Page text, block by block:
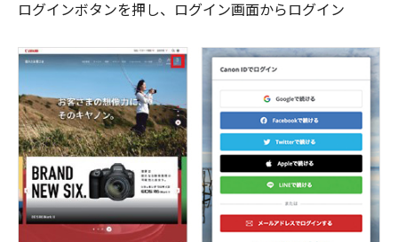
ログインボタンを押し、ログイン画面からログイン